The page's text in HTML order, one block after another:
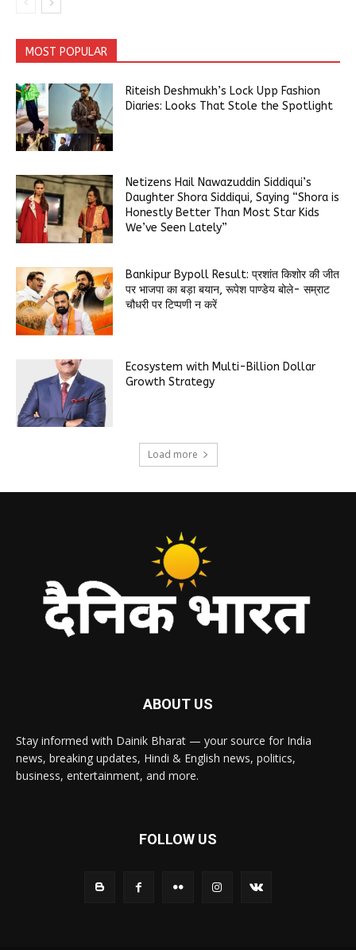
MOST POPULAR
Riteish Deshmukh’s Lock Upp Fashion
Diaries: Looks That Stole the Spotlight
Netizens Hail Nawazuddin Siddiqui’s
Daughter Shora Siddiqui, Saying “Shora is
Honestly Better Than Most Star Kids
We’ve Seen Lately”
Bankipur Bypoll Result: प्रशांत किशोर की जीत
पर भाजपा का बड़ा बयान, रूपेश पाण्डेय बोले- सम्राट
चौधरी पर टिप्पणी न करें
Ecosystem with Multi-Billion Dollar
Growth Strategy
Load more
ABOUT US
Stay informed with Dainik Bharat — your source for India
news, breaking updates, Hindi & English news, politics,
business, entertainment, and more.
FOLLOW US